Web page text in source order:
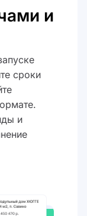
и
сроки
и